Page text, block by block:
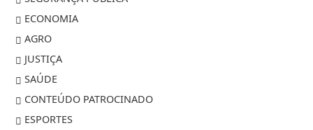
ECONOMIA
AGRO
JUSTIÇA
SAÚDE
CONTEÚDO PATROCINADO
ESPORTES